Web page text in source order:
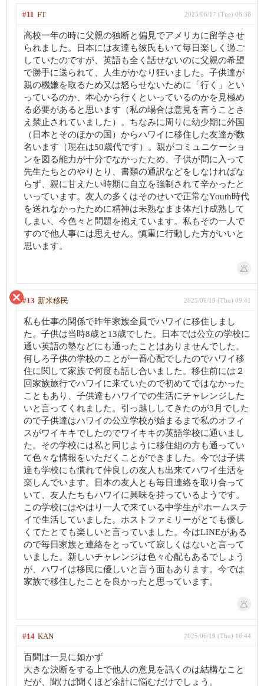
#11 FT 2025/06/17 (Tue) 08:38
高校一年の時に父親の独断と偏見でアメリカに留学させ
られました。日本には友達も彼氏もいて毎日楽しく過ご
していたのですが、英語も全く話せないのに父親の希望
で勝手に送られて、人生がかなり狂いました。子供達が
親の機嫌を取るため又は怒らせないために「行く」とい
っているのか、本心から行くといっているのかを見極め
る必要があると思います（私の場合は意見を言うことさ
え禁止されていました）。ちなみに周りに幼少期に外国
（日本とそのほかの国）からハワイに移住した友達が数
名います（現在は50歳代です）。親がコミュニケーショ
ンを図る能力が十分でなかったため、子供が間に入って
先生たちとのやりとり、書類の通訳などをしなければな
らず、親に甘えたい時期に自立を強制されて辛かったと
いっています。友人の多くはそのせいで正常なYouth時代
を送れなかったために精神は未熟なまま体だけ成熟して
しまい、今色々と問題を抱えています。私もその一人で
すので他人事には思えせん。慎重に行動した方がいいと
思います。
#13 新米移民 2025/06/19 (Thu) 09:41
私も仕事の関係で昨年家族全員でハワイに移住しまし
た。子供は当時8歳と13歳でした。日本では公立の学校に
通い英語の塾などにも通ったことはありませんでした。
何しろ子供の学校のことが一番心配でしたのでハワイ移
住に関して家族で何度も話し合いました。移住前には２
回家族旅行でハワイに来ていたので初めてではなかった
こともあり、子供達もハワイでの生活にチャレンジした
いと言ってくれました。引っ越ししてきたのが3月でした
ので子供達はハワイの公立学校が始まるまで私のオフィ
スがワイキキでしたのでワイキキの英語学校に通いまし
た。その学校には私と同じように移住組の方も通ってい
て色々な情報をいただくことができました。今では子供
達も学校にも慣れて仲良しの友人も出来てハワイ生活を
楽しんでいます。日本の友人とも毎日連絡を取り合って
いて、友人たちもハワイに興味を持っているようです。
この学校にはやはり一人で来ている中学生が’ホームステ
イで生活していました。ホストファミリーがとても優し
くてたとても楽しいと言っていました。今はLINEがある
ので毎日家族と連絡をとっていて寂しくはないと言って
いました。新しいチャレンジは色々心配もあるでしょう
が、ハワイは移民に優しいと言う面もあります。今では
家族で移住したことを良かったと思っています。
#14 KAN 2025/06/19 (Thu) 16:44
百聞は一見に如かず
大きな決断をする上で他人の意見を訊くのは結構なこと
だが、聞けば聞くほど余計に悩むだけでしょう。